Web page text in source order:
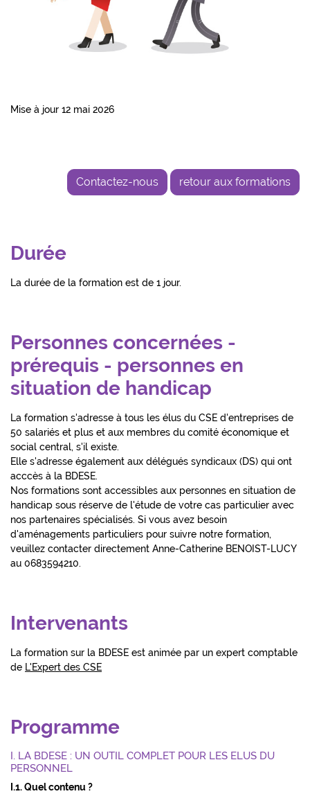
Mise à jour 12 mai 2026
Contactez-nous retour aux formations
Durée
La durée de la formation est de 1 jour.
Personnes concernées -
prérequis - personnes en
situation de handicap
La formation s'adresse à tous les élus du CSE d'entreprises de
50 salariés et plus et aux membres du comité économique et
social central, s'il existe.
Elle s'adresse également aux délégués syndicaux (DS) qui ont
acccès à la BDESE.
Nos formations sont accessibles aux personnes en situation de
handicap sous réserve de l'étude de votre cas particulier avec
nos partenaires spécialisés. Si vous avez besoin
d'aménagements particuliers pour suivre notre formation,
veuillez contacter directement Anne-Catherine BENOIST-LUCY
au 0683594210.
Intervenants
La formation sur la BDESE est animée par un expert comptable
de L'Expert des CSE
Programme
I. LA BDESE : UN OUTIL COMPLET POUR LES ELUS DU
PERSONNEL
I.1. Quel contenu ?